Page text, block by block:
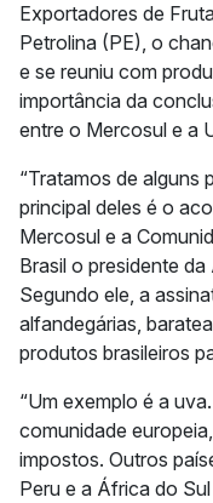
Exportadores de
Petrolina (PE), o
e se reuniu com
importância da
entre o Mercosul e a
“Tratamos de alguns
principal deles é o
Mercosul e a
Brasil o presidente
Segundo ele, a
alfandegárias,
produtos brasileiros
“Um exemplo é a
comunidade
impostos. Outros
Peru e a África do